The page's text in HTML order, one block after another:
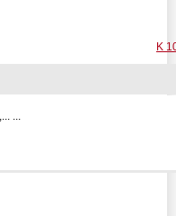
K
...